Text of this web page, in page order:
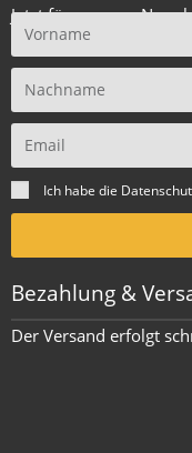
Jetzt für unseren
Ich habe die
Bezahlung &
Der Versand erfolgt